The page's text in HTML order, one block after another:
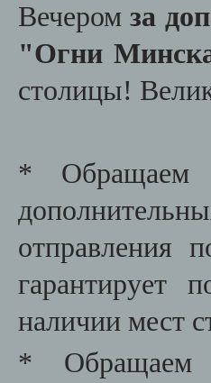
Вечеромза
"Огни
столицы!
* Обращаем
отправления
гарантирует
наличии мест
* Обращаем